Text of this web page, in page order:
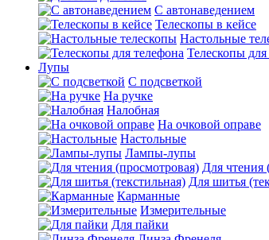
С автонаведением
Телескопы в кейсе
Настольные
Телескопы для
Лупы
С подсветкой
На ручке
Налобная
На очковой оправе
Настольные
Лампы-лупы
Для чтения
Для шитья
Карманные
Измерительные
Для пайки